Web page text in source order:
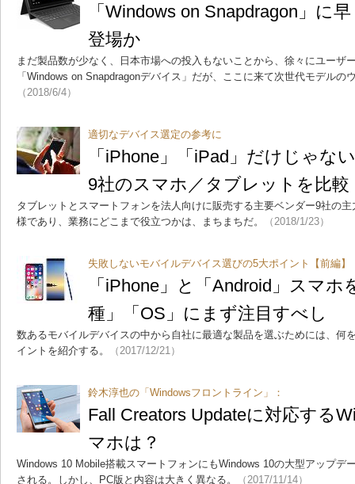
「Windows on Snapdragon」に
登場か
まだ製品数が少なく、日本市場への投入もないことから、徐々にユーザ
「Windows on Snapdragonデバイス」だが、ここに来て次世代モデルの
（2018/6/4）
適切なデバイス選定の参考に
「iPhone」「iPad」だけじゃな
9社のスマホ／タブレットを比較
タブレットとスマートフォンを法人向けに販売する主要ベンダー9社の
様であり、業務にどこまで役立つかは、まちまちだ。
（2018/1/23）
失敗しないモバイルデバイス選びの5大ポイント【前編】
「iPhone」と「Android」スマ
種」「OS」にまず注目すべし
数あるモバイルデバイスの中から自社に最適な製品を選ぶためには、何
イントを紹介する。
（2017/12/21）
鈴木淳也の「Windowsフロントライン」：
Fall Creators Updateに対応する
マホは？
Windows 10 Mobile搭載スマートフォンにもWindows 10の大型アップデ
される。しかし、PC版と内容は大きく異なる。
（2017/11/14）